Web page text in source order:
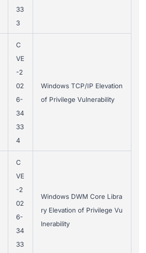
33
3
C
VE
-2
02
6-
34
33
4
Windows TCP/IP Elevation
of Privilege Vulnerability
C
VE
-2
02
6-
34
33
Windows DWM Core Libra
ry Elevation of Privilege Vu
lnerability